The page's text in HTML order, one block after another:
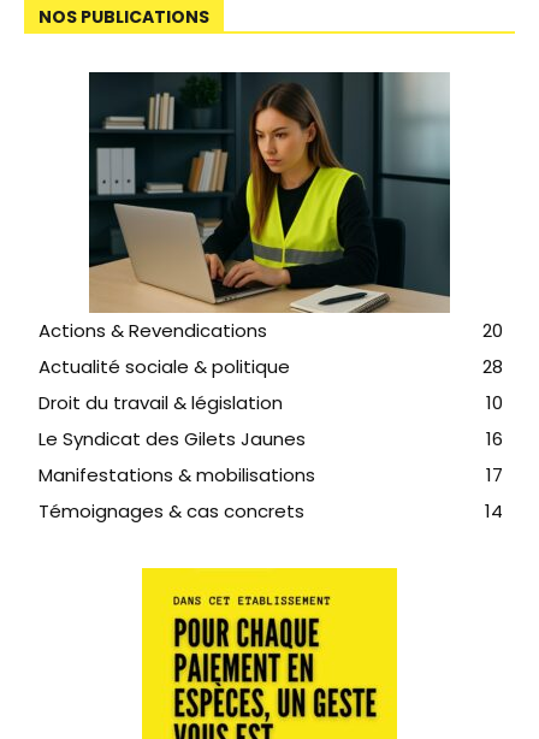
NOS PUBLICATIONS
Actions & Revendications
20
Actualité sociale & politique
28
Droit du travail & législation
10
Le Syndicat des Gilets Jaunes
16
Manifestations & mobilisations
17
Témoignages & cas concrets
14